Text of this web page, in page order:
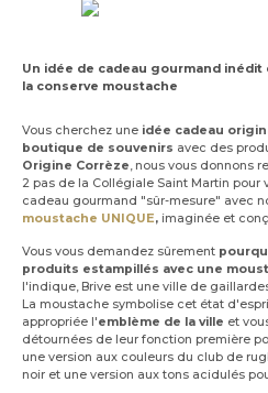
Un idée de cadeau gourmand inédit
la conserve moustache
Vous cherchez une idée cadeau
boutique de souvenirs avec des
Origine Corrèze, nous vous donnons
2 pas de la Collégiale Saint Martin pour
cadeau gourmand "sûr-mesure" avec
moustache UNIQUE, imaginée et
Vous vous demandez sûrement
produits estampillés avec une
l'indique, Brive est une ville de
La moustache symbolise cet état
appropriée l'emblème de la ville et
détournées de leur fonction première
une version aux couleurs du club de
noir et une version aux tons acidulés